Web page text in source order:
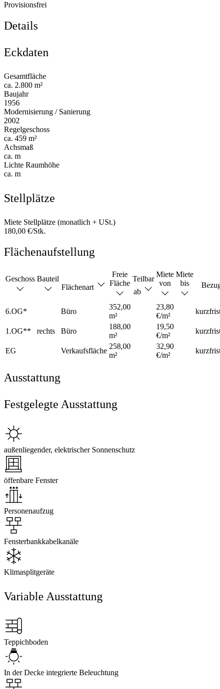
Provisionsfrei
Details
Eckdaten
Gesamtfläche
ca. 2.800 m²
Baujahr
1956
Modernisierung / Sanierung
2002
Regelgeschoss
ca. 459 m²
Achsmaß
ca. m
Lichte Raumhöhe
ca. m
Stellplätze
Miete Stellplätze (monatlich + USt.)
180,00 €/Stk.
Flächenaufstellung
Geschoss Bauteil
Flächenart
Freie
Fläche
Teilbar
ab
Miete
von
Miete
bis
6.OG* Büro
352,00
m²
23,80
€/m²
1.OG** rechts Büro
188,00
m²
19,50
€/m²
EG Verkaufsfläche
258,00
m²
32,90
€/m²
Ausstattung
Festgelegte Ausstattung
außenliegender, elektrischer Sonnenschutz
öffenbare Fenster
Personenaufzug
Fensterbankkabelkanäle
Klimasplitgeräte
Variable Ausstattung
Teppichboden
In der Decke integrierte Beleuchtung